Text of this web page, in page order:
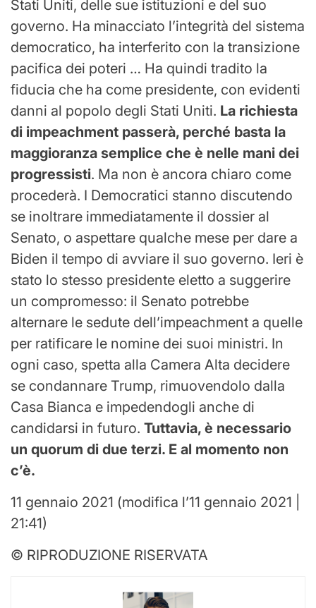
Stati Uniti, delle sue istituzioni e del suo
governo. Ha minacciato l’integrità del sistema
democratico, ha interferito con la transizione
pacifica dei poteri … Ha quindi tradito la
fiducia che ha come presidente, con evidenti
danni al popolo degli Stati Uniti. La richiesta
di impeachment passerà, perché basta la
maggioranza semplice che è nelle mani dei
progressisti. Ma non è ancora chiaro come
procederà. I Democratici stanno discutendo
se inoltrare immediatamente il dossier al
Senato, o aspettare qualche mese per dare a
Biden il tempo di avviare il suo governo. Ieri è
stato lo stesso presidente eletto a suggerire
un compromesso: il Senato potrebbe
alternare le sedute dell’impeachment a quelle
per ratificare le nomine dei suoi ministri. In
ogni caso, spetta alla Camera Alta decidere
se condannare Trump, rimuovendolo dalla
Casa Bianca e impedendogli anche di
candidarsi in futuro. Tuttavia, è necessario
un quorum di due terzi. E al momento non
c’è.
11 gennaio 2021 (modifica l’11 gennaio 2021 |
21:41)
© RIPRODUZIONE RISERVATA